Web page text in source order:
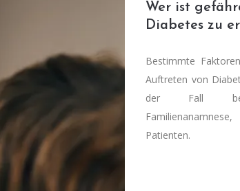
Wer ist
Diabetes zu
Bestimmte
Auftreten von
der Fall bei
Patienten.